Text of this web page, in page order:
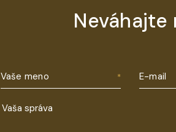
Vaše meno E-mail